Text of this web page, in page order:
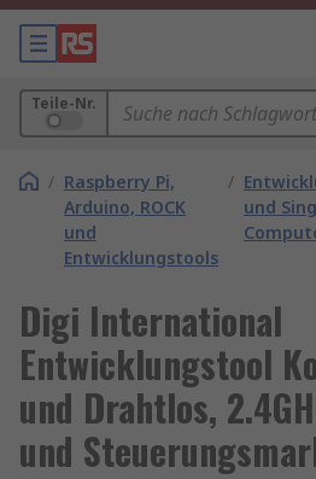
Teile-Nr.
/ Raspberry Pi,
Arduino, ROCK
und
Entwicklungstools
/
und
Digi International
Entwicklungstool
und Drahtlos,
und